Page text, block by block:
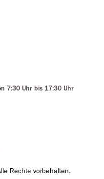
7:30 Uhr bis 17:30 Uhr
Rechte vorbehalten.